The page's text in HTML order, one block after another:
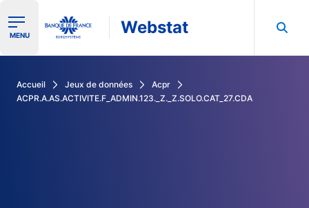
Ouvrir le menu de navigation
MENU Webstat
Accueil Jeux de données
Acpr
ACPR.A.AS.ACTIVITE.F_ADMIN.123._Z._Z.SOLO.CAT_27.CDA